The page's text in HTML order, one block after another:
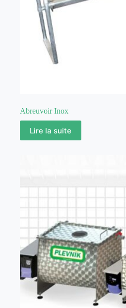
Abreuvoir Inox
Lire la suite